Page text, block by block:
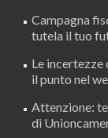
Campagna
tutela il tuo
Le incertezze
il punto nel
Attenzione:
di